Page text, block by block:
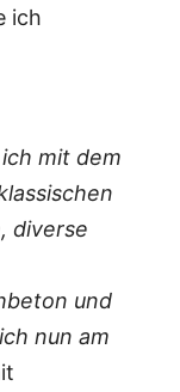
ich
mit dem
diverse
und
nun am